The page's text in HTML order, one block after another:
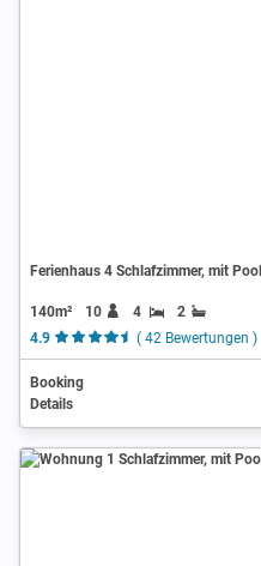
Ferienhaus 4 Schlafzimmer, mit Pool
140m² 10 4
2
4.9
( 42 Bewertungen )
Booking
Details